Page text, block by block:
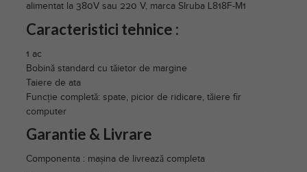
alimentat la 380V sau 220 V, marca SIruba L818F-M1
Caracteristici tehnice :
1 ac
Bobină standard cu tăietor de margine
Taiere de ata
Funcție completă: spate, picior de ridicare, tăiere fir
computer
Garantie & Livrare
Componenta : mașina de livrează completa